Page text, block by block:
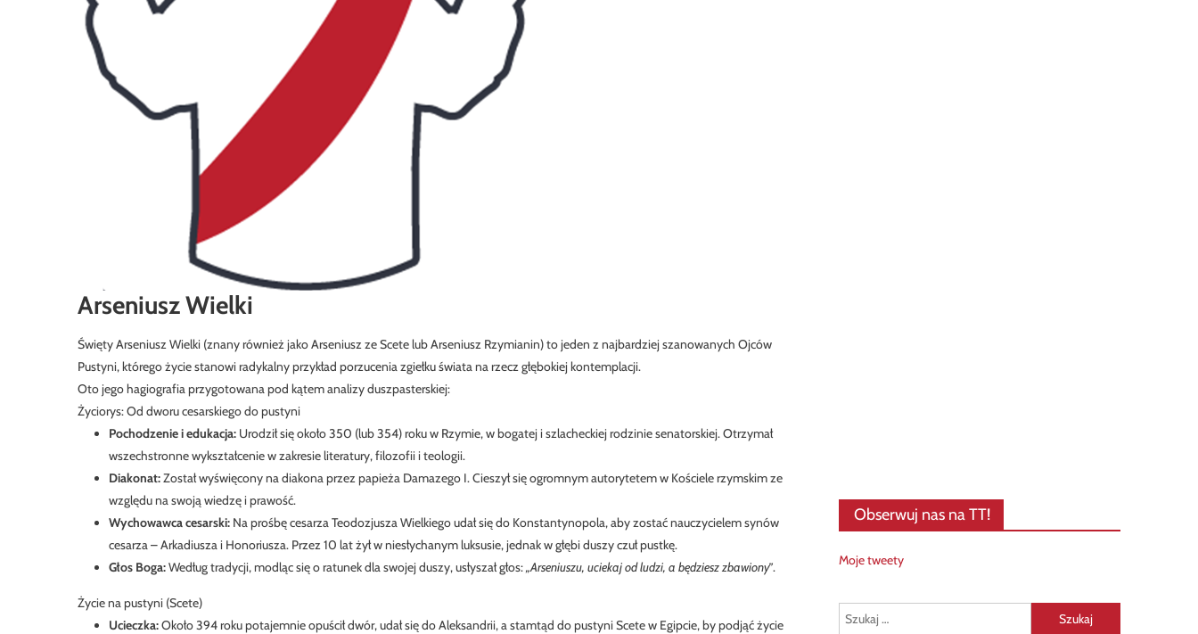
Arseniusz Wielki
ŚwiętyArseniusz Wielki (znany również jako Arseniusz ze Scete lub Arseniusz Rzymianin) to jeden z najbardziej szanowanych Ojców
Pustyni, którego życie stanowi radykalny przykład porzucenia zgiełku świata na rzecz głębokiej kontemplacji.
Oto jego hagiografia przygotowana pod kątem analizy duszpasterskiej:
Życiorys: Od dworu cesarskiego do pustyni
Pochodzenie i edukacja: Urodził się około 350 (lub 354) roku w Rzymie, w bogatej i szlacheckiej rodzinie senatorskiej. Otrzymał
wszechstronne wykształcenie w zakresie literatury, filozofii i teologii.
Diakonat:Został wyświęcony na diakona przez papieża Damazego I. Cieszył się ogromnym autorytetem w Kościele rzymskim ze
względu na swoją wiedzę i prawość.
Wychowawca cesarski: Na prośbę cesarza Teodozjusza Wielkiego udał się do Konstantynopola, aby zostać nauczycielem synów
cesarza – Arkadiusza i Honoriusza. Przez 10 lat żył w niesłychanym luksusie, jednak w głębi duszy czuł pustkę.
Głos Boga:Według tradycji, modląc się o ratunek dla swojej duszy, usłyszał głos:„Arseniuszu, uciekaj od ludzi, a będziesz zbawiony”.
Życie na pustyni (Scete)
Ucieczka:Około 394 roku potajemnie opuścił dwór, udał się do Aleksandrii, a stamtąd do pustyni Scete w Egipcie, by podjąć życie
Obserwuj nas na TT!
Moje tweety
Szukaj: